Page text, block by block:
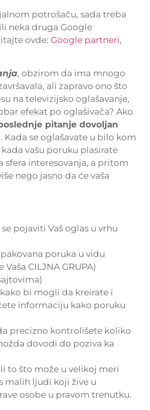
potrošaču, sada treba
neka druga Google
ovde: Google partneri,
, obzirom da ima mnogo
ali zapravo ono što
na televizijsko oglašavanje,
efekat po oglašivača? Ako
pitanje dovoljan
se oglašavate u bilo kom
vašu poruku plasirate
interesovanja, a pritom
nego jasno da će vaša
pojaviti Vaš oglas u vrhu
poruka u vidu
CILJNA GRUPA)
bi mogli da kreirate i
informaciju kako poruku
precizno kontrolišete koliko
dovodi do poziva ka
to što može u velikoj meri
malih ljudi koji žive u
osobe u pravom trenutku.